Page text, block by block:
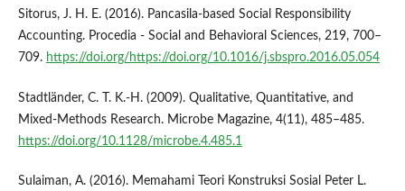
Sitorus, J. H. E. (2016). Pancasila-based Social Responsibility
Accounting. Procedia - Social and Behavioral Sciences, 219, 700–
709. https://doi.org/https://doi.org/10.1016/j.sbspro.2016.05.054
Stadtländer, C. T. K.-H. (2009). Qualitative, Quantitative, and
Mixed-Methods Research. Microbe Magazine, 4(11), 485–485.
https://doi.org/10.1128/microbe.4.485.1
Sulaiman, A. (2016). Memahami Teori Konstruksi Sosial Peter L.